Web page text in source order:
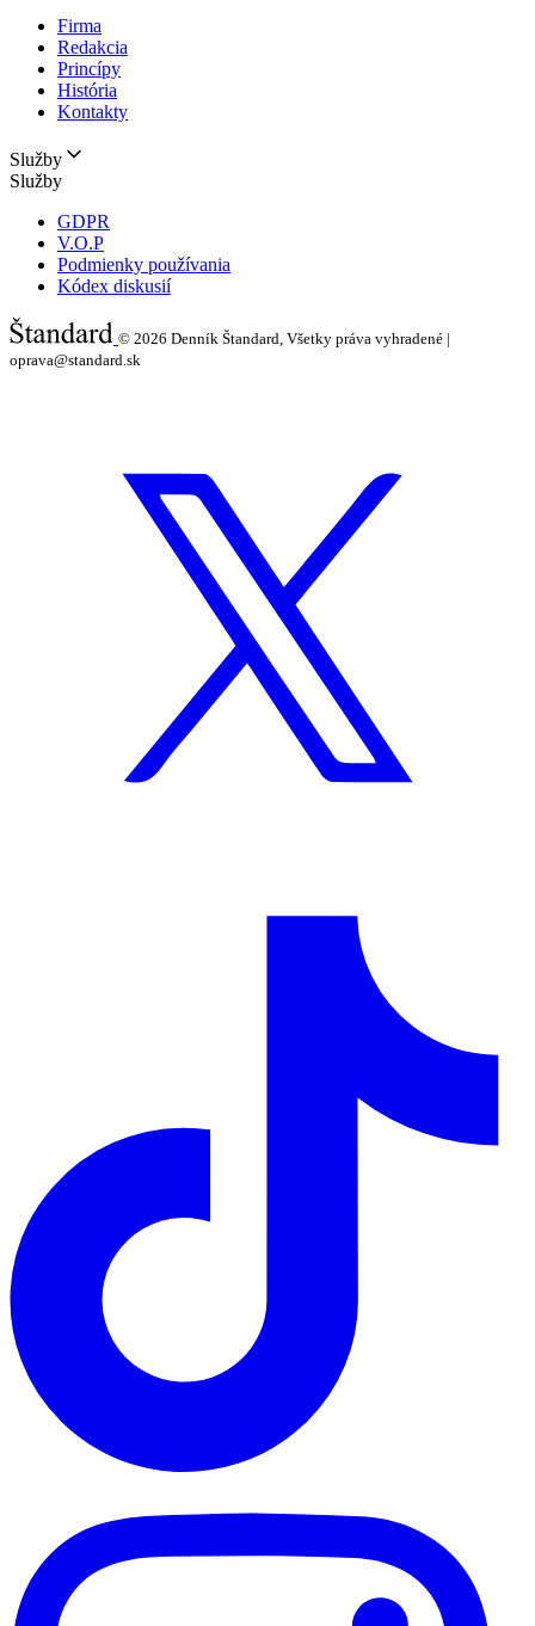
Firma
Redakcia
Princípy
História
Kontakty
Služby
Služby
GDPR
V.O.P
Podmienky používania
Kódex diskusií
© 2026 Denník Štandard, Všetky práva vyhradené |
oprava@standard.sk